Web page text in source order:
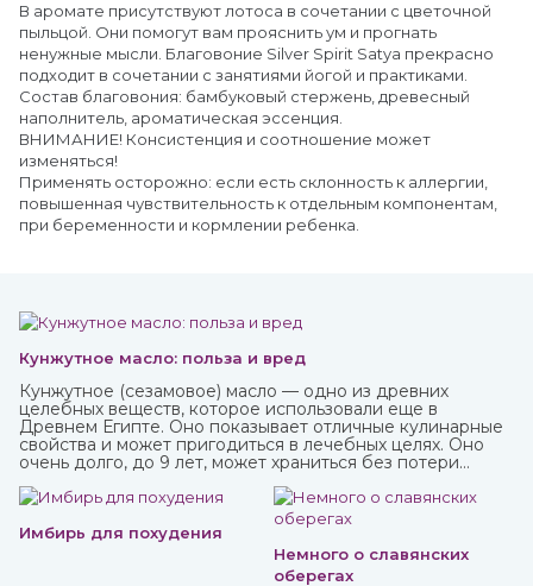
В аромате присутствуют лотоса в сочетании с цветочной
пыльцой. Они помогут вам прояснить ум и прогнать
ненужные мысли. Благовоние Silver Spirit Satya прекрасно
подходит в сочетании с занятиями йогой и практиками.
Состав благовония: бамбуковый стержень, древесный
наполнитель, ароматическая эссенция.
ВНИМАНИЕ! Консистенция и соотношение может
изменяться!
Применять осторожно: если есть склонность к аллергии,
повышенная чувствительность к отдельным компонентам,
при беременности и кормлении ребенка.
Кунжутное масло: польза и вред
Кунжутное (сезамовое) масло — одно из древних
целебных веществ, которое использовали еще в
Древнем Египте. Оно показывает отличные кулинарные
свойства и может пригодиться в лечебных целях. Оно
очень долго, до 9 лет, может храниться без потери
Имбирь для похудения
Немного о славянских
оберегах